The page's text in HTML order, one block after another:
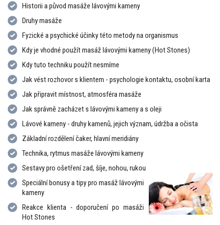
Historii a původ masáže lávovými kameny
Druhy masáže
Fyzické a psychické účinky této metody na organismus
Kdy je vhodné použít masáž lávovými kameny (Hot Stones)
Kdy tuto techniku použít nesmíme
Jak vést rozhovor s klientem - psychologie kontaktu, osobní karta
Jak připravit místnost, atmosféra masáže
Jak správně zacházet s lávovými kameny a s oleji
Lávové kameny - druhy kamenů, jejich význam, údržba a očista
Základní rozdělení čaker, hlavní meridiány
Technika, rytmus masáže lávovými kameny
Sestavy pro ošetření zad, šíje, nohou, rukou
Speciální bonusy a tipy pro masáž lávovými
kameny
Reakce klienta - doporučení po masáži
Hot Stones